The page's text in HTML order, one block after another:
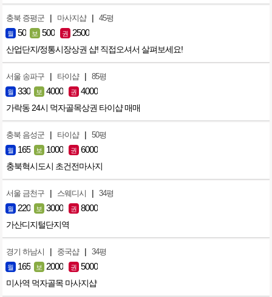
충북 증평군 | 마사지샵 | 45평
월 50 보 500 권 2500
산업단지/정통시장상권 샵! 직접오셔서 살펴보세요!
서울 송파구 | 타이샵 | 85평
월 330 보 4000 권 4000
가락동 24시 먹자골목상권 타이샵 매매
충북 음성군 | 타이샵 | 50평
월 165 보 1000 권 6000
충북혁시도시 초건전마사지
서울 금천구 | 스웨디시 | 34평
월 220 보 3000 권 8000
가산디지털단지역
경기 하남시 | 중국샵 | 34평
월 165 보 2000 권 5000
미사역 먹자골목 마사지샵